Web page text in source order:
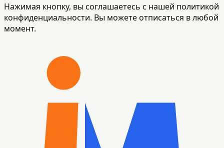
Нажимая кнопку, вы соглашаетесь с нашей политикой
конфиденциальности. Вы можете отписаться в любой
момент.